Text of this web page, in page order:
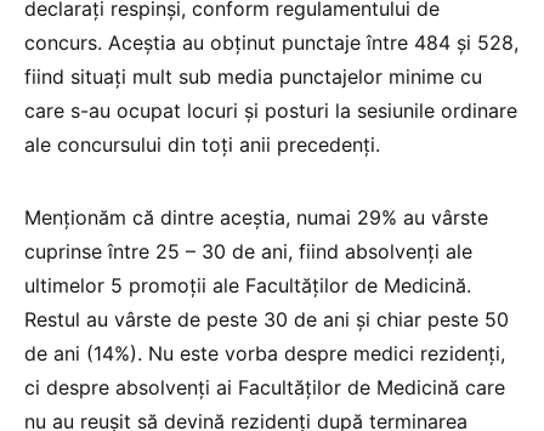
declarați respinși, conform regulamentului de
concurs. Aceștia au obținut punctaje între 484 și 528,
fiind situați mult sub media punctajelor minime cu
care s-au ocupat locuri și posturi la sesiunile ordinare
ale concursului din toți anii precedenți.
Menționăm că dintre aceștia, numai 29% au vârste
cuprinse între 25 – 30 de ani, fiind absolvenți ale
ultimelor 5 promoții ale Facultăților de Medicină.
Restul au vârste de peste 30 de ani și chiar peste 50
de ani (14%). Nu este vorba despre medici rezidenți,
ci despre absolvenți ai Facultăților de Medicină care
nu au reușit să devină rezidenți după terminarea